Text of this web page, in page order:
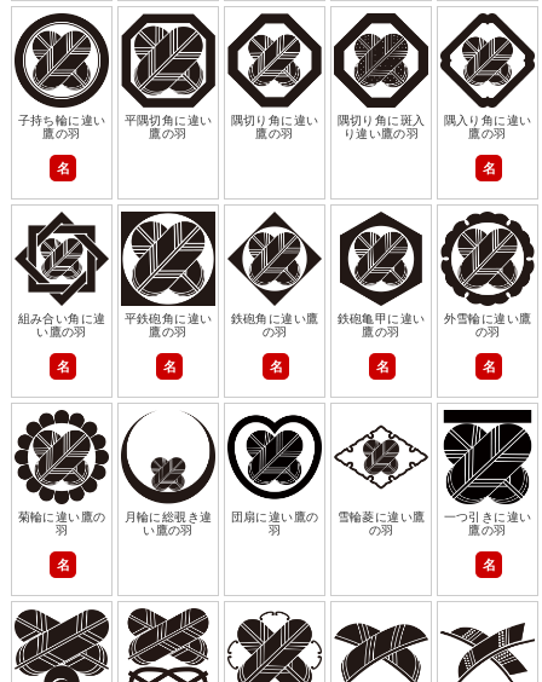
子持ち輪に違い
鷹の羽
名
平隅切角に違い
鷹の羽
隅切り角に違い
鷹の羽
隅切り角に斑入
り違い鷹の羽
隅入り角に違い
鷹の羽
名
組み合い角に違
い鷹の羽
名
平鉄砲角に違い
鷹の羽
名
鉄砲角に違い鷹
の羽
名
鉄砲亀甲に違い
鷹の羽
名
外雪輪に違い鷹
の羽
名
菊輪に違い鷹の
羽
名
月輪に総覗き違
い鷹の羽
団扇に違い鷹の
羽
雪輪菱に違い鷹
の羽
一つ引きに違い
鷹の羽
名